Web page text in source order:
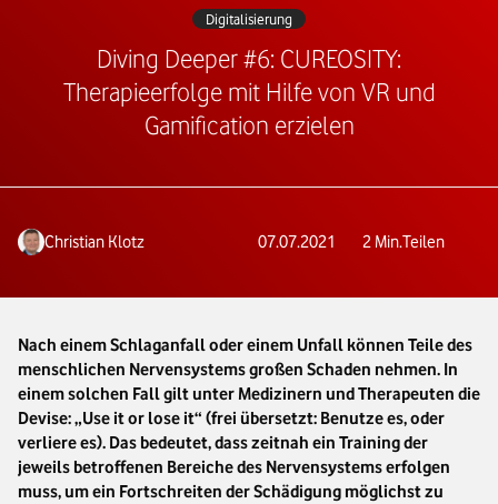
Digitalisierung
Diving Deeper #6: CUREOSITY:
Therapieerfolge mit Hilfe von VR und
Gamification erzielen
Christian Klotz 07.07.2021 2 Min.Teilen
Nach einem Schlaganfall oder einem Unfall können Teile des
menschlichen Nervensystems großen Schaden nehmen. In
einem solchen Fall gilt unter Medizinern und Therapeuten die
Devise: „Use it or lose it“ (frei übersetzt: Benutze es, oder
verliere es). Das bedeutet, dass zeitnah ein Training der
jeweils betroffenen Bereiche des Nervensystems erfolgen
muss, um ein Fortschreiten der Schädigung möglichst zu